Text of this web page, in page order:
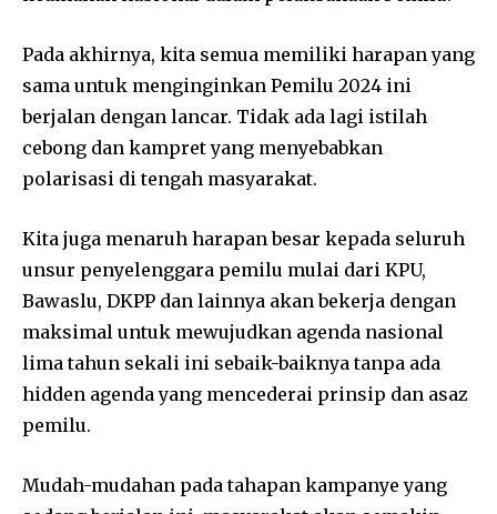
Pada akhirnya, kita semua memiliki harapan yang
sama untuk menginginkan Pemilu 2024 ini
berjalan dengan lancar. Tidak ada lagi istilah
cebong dan kampret yang menyebabkan
polarisasi di tengah masyarakat.
Kita juga menaruh harapan besar kepada seluruh
unsur penyelenggara pemilu mulai dari KPU,
Bawaslu, DKPP dan lainnya akan bekerja dengan
maksimal untuk mewujudkan agenda nasional
lima tahun sekali ini sebaik-baiknya tanpa ada
hidden agenda yang mencederai prinsip dan asaz
pemilu.
Mudah-mudahan pada tahapan kampanye yang